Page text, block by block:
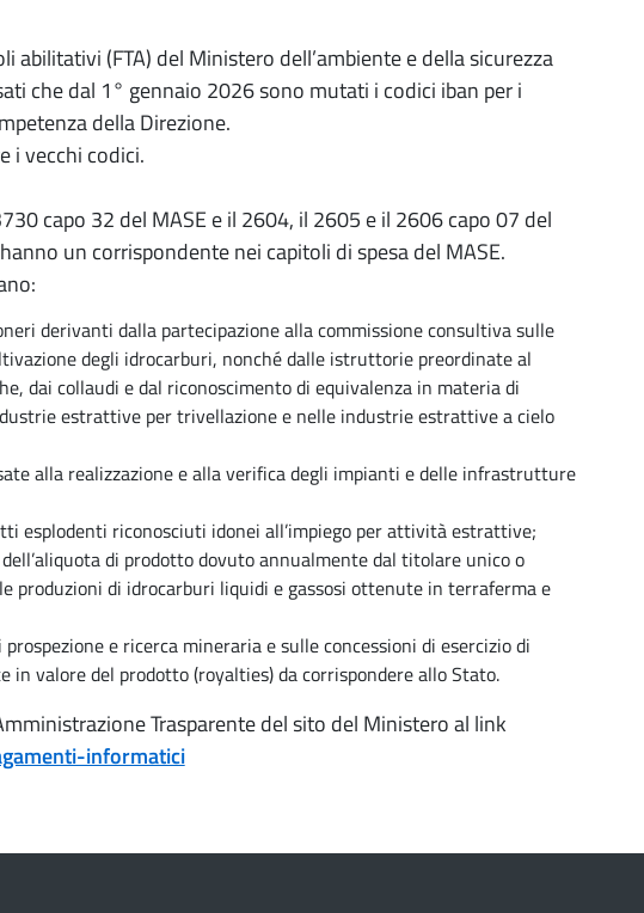
(FTA) del Ministero dell’ambiente e della sicurezza
che dal 1° gennaio 2026 sono mutati i codici iban per i
della Direzione.
i vecchi codici.
capo 32 del MASE e il 2604, il 2605 e il 2606 capo 07 del
un corrispondente nei capitoli di spesa del MASE.
derivanti dalla partecipazione alla commissione consultiva sulle
degli idrocarburi, nonché dalle istruttorie preordinate al
dai collaudi e dal riconoscimento di equivalenza in materia di
estrattive per trivellazione e nelle industrie estrattive a cielo
alla realizzazione e alla verifica degli impianti e delle infrastrutture
esplodenti riconosciuti idonei all’impiego per attività estrattive;
di prodotto dovuto annualmente dal titolare unico o
produzioni di idrocarburi liquidi e gassosi ottenute in terraferma e
e ricerca mineraria e sulle concessioni di esercizio di
in valore del prodotto (royalties) da corrispondere allo Stato.
Trasparente del sito del Ministero al link
informatici